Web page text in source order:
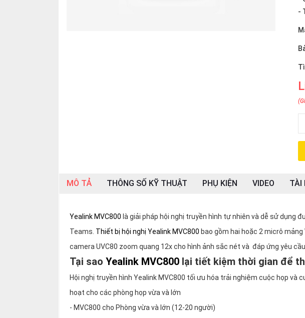
-
MÔ TẢ THÔNG SỐ KỸ THUẬT PHỤ KIỆN VIDEO TÀI
Yealink MVC800 là giải pháp hội nghị truyền hình tự nhiên và dễ sử
Teams. Thiết bị hội nghị Yealink MVC800 bao gồm hai hoặc 2 micrô
camera UVC80 zoom quang 12x cho hình ảnh sắc nét và đáp ứng yêu
Tại sao Yealink MVC800 lại tiết kiệm thời gian để
Hội nghị truyền hình Yealink MVC800 tối ưu hóa trải nghiệm cuộc họp và
hoạt cho các phòng họp vừa và lớn
- MVC800 cho Phòng vừa và lớn (12-20 người)